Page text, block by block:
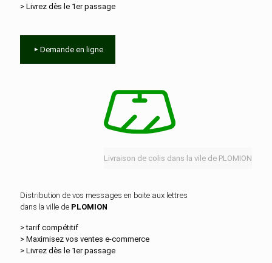
> Livrez dès le 1er passage
Demande en ligne
Livraison de colis dans la vile de PLOMION
Distribution de vos messages en boite aux lettres
dans la ville de PLOMION
> tarif compétitif
> Maximisez vos ventes e‑commerce
> Livrez dès le 1er passage